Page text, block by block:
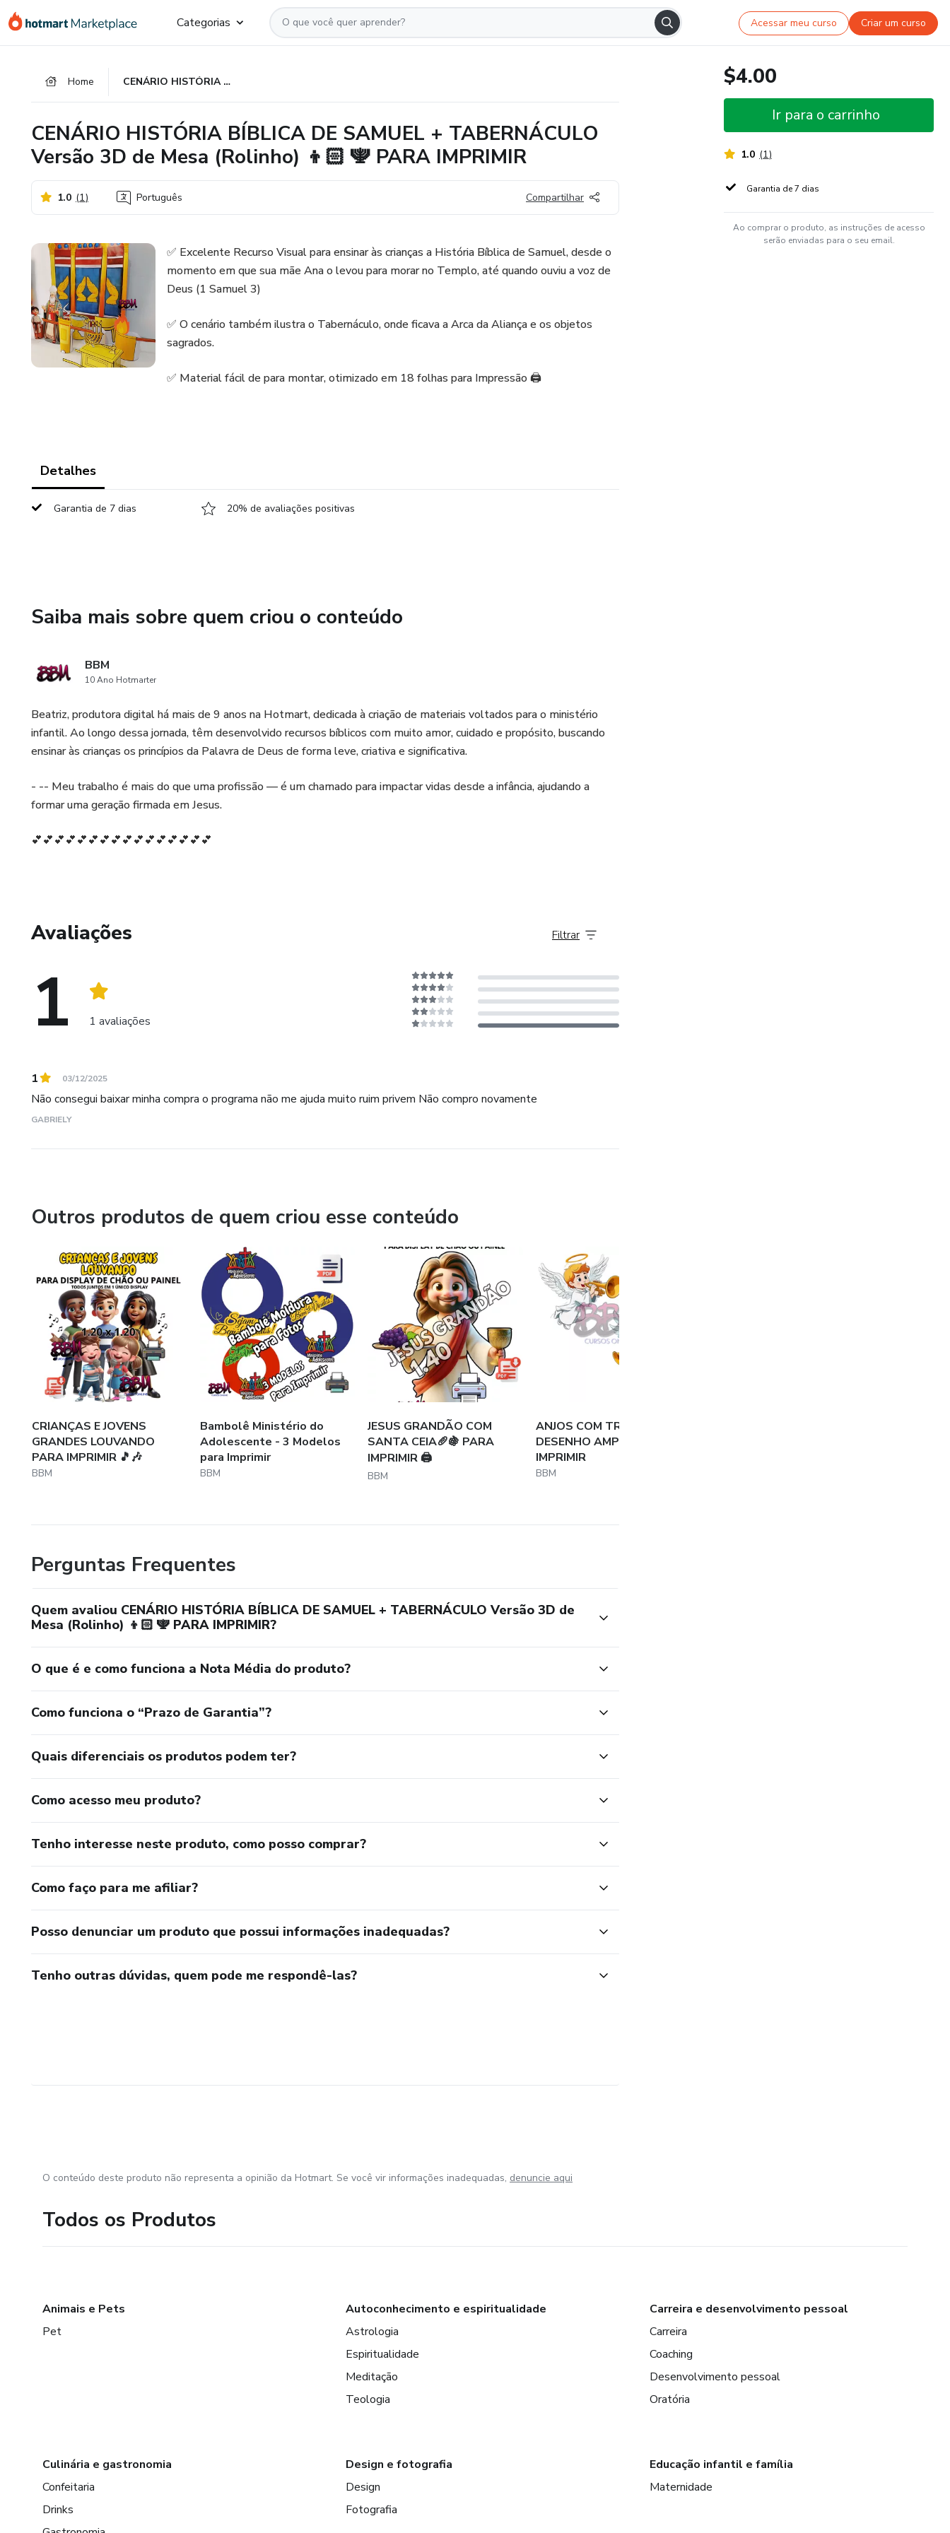
para
para
para
Categorias Acessar meu curso Criar um curso
Home CENÁRIO HISTÓRIA BÍBLICA DE SAMUEL + TABERNÁCULO Versão 3D de Mesa (Rolinho) 👦🏻 🕎 PARA IMPRIMIR
CENÁRIO HISTÓRIA BÍBLICA DE SAMUEL + TABERNÁCULO
Versão 3D de Mesa (Rolinho) 👦🏻 🕎 PARA IMPRIMIR
1.0 (1) Português Compartilhar
✅ Excelente Recurso Visual para ensinar às crianças a História Bíblica de Samuel, desde o
momento em que sua mãe Ana o levou para morar no Templo, até quando ouviu a voz de
Deus (1 Samuel 3)
✅ O cenário também ilustra o Tabernáculo, onde ficava a Arca da Aliança e os objetos
sagrados.
✅ Material fácil de para montar, otimizado em 18 folhas para Impressão 🖨️
Detalhes
Garantia de 7 dias 20% de avaliações positivas
Saiba mais sobre quem criou o conteúdo
BBM
10 Ano Hotmarter
Beatriz, produtora digital há mais de 9 anos na Hotmart, dedicada à criação de materiais voltados para o ministério
infantil. Ao longo dessa jornada, têm desenvolvido recursos bíblicos com muito amor, cuidado e propósito, buscando
ensinar às crianças os princípios da Palavra de Deus de forma leve, criativa e significativa.
- -- Meu trabalho é mais do que uma profissão — é um chamado para impactar vidas desde a infância, ajudando a
formar uma geração firmada em Jesus.
💕💕💕💕💕💕💕💕💕💕💕💕💕💕💕💕
Avaliações
1 1 avaliações
Filtrar
1 03/12/2025
Não consegui baixar minha compra o programa não me ajuda muito ruim privem Não compro novamente
GABRIELY
Outros produtos de quem criou esse conteúdo
CRIANÇAS E JOVENS
GRANDES LOUVANDO
PARA IMPRIMIR 🎵🎶
BBM
Bambolê Ministério do
Adolescente - 3 Modelos
para Imprimir
BBM
JESUS GRANDÃO COM
SANTA CEIA🥖🍇 PARA
IMPRIMIR 🖨️
BBM
ANJOS COM TROMBETAS -
DESENHO AMPLIADO PARA
IMPRIMIR
BBM
Perguntas Frequentes
Quem avaliou CENÁRIO HISTÓRIA BÍBLICA DE SAMUEL + TABERNÁCULO Versão 3D de
Mesa (Rolinho) 👦🏻 🕎 PARA IMPRIMIR?
O que é e como funciona a Nota Média do produto?
Como funciona o “Prazo de Garantia”?
Quais diferenciais os produtos podem ter?
Como acesso meu produto?
Tenho interesse neste produto, como posso comprar?
Como faço para me afiliar?
Posso denunciar um produto que possui informações inadequadas?
Tenho outras dúvidas, quem pode me respondê-las?
$4.00
Ir para o carrinho
1.0 (1)
Garantia de 7 dias
Ao comprar o produto, as instruções de acesso
serão enviadas para o seu email.
O conteúdo deste produto não representa a opinião da Hotmart. Se você vir informações inadequadas, denuncie aqui
Todos os Produtos
Animais e Pets
Pet
Autoconhecimento e espiritualidade
Astrologia
Espiritualidade
Meditação
Teologia
Carreira e desenvolvimento pessoal
Carreira
Coaching
Desenvolvimento pessoal
Oratória
Culinária e gastronomia
Confeitaria
Drinks
Design e fotografia
Design
Fotografia
Educação infantil e família
Maternidade